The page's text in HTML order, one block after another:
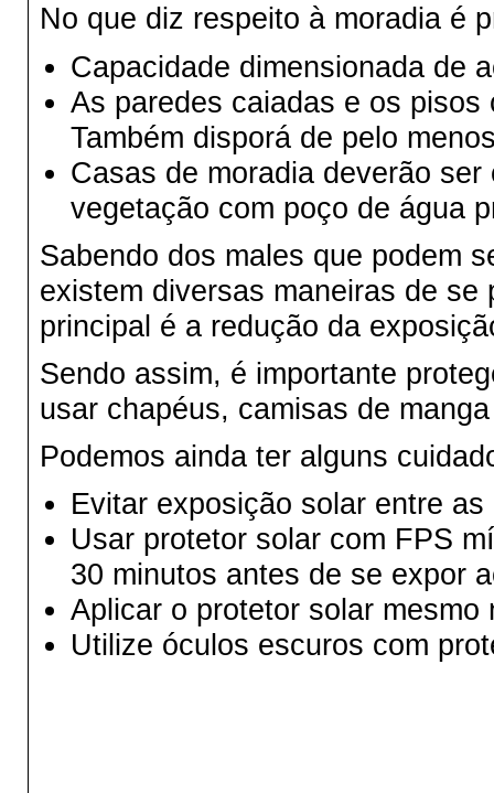
No que diz respeito à moradia é
Capacidade dimensionada de
As paredes caiadas e os
Também disporá de pelo
Casas de moradia deverão
vegetação com poço de água
Sabendo dos males que podem
existem diversas maneiras de
principal é a redução da
Sendo assim, é importante
usar chapéus, camisas de
Podemos ainda ter alguns
Evitar exposição solar entre
Usar protetor solar com FPS
30 minutos antes de se expor
Aplicar o protetor solar mesmo
Utilize óculos escuros com